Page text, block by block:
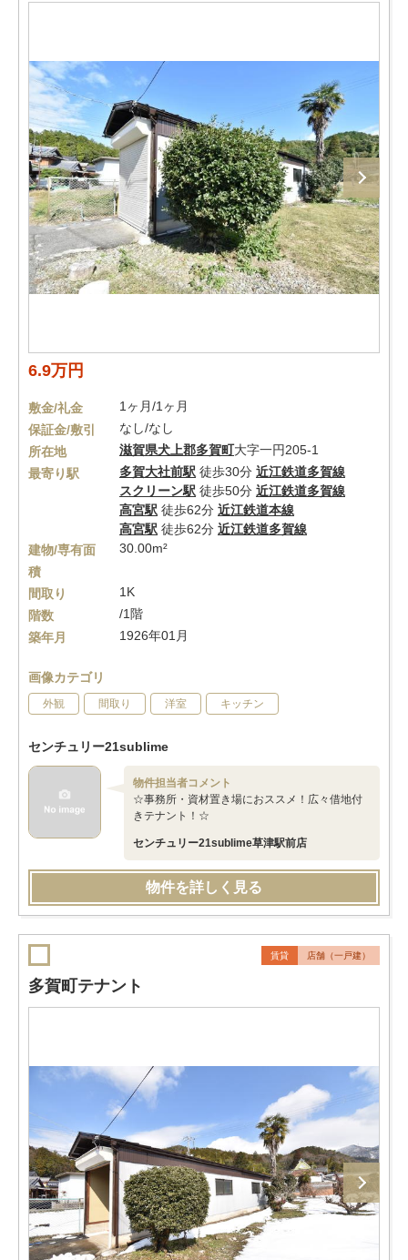
6.9万円
敷金/礼金
1ヶ月/1ヶ月
保証金/敷引
なし/なし
所在地
滋賀県犬上郡多賀町大字一円205-1
最寄り駅
多賀大社前駅 徒歩30分 近江鉄道多賀線
スクリーン駅 徒歩50分 近江鉄道多賀線
高宮駅 徒歩62分 近江鉄道本線
高宮駅 徒歩62分 近江鉄道多賀線
建物/専有面
積
30.00m²
間取り
1K
階数
/1階
築年月
1926年01月
画像カテゴリ
外観 間取り 洋室 キッチン
センチュリー21sublime
物件担当者コメント
☆事務所・資材置き場におススメ！広々借地付
きテナント！☆
センチュリー21sublime草津駅前店
物件を詳しく見る
賃貸 店舗（一戸建）
多賀町テナント